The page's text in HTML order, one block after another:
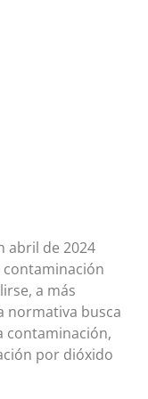
abril de 2024
a más
normativa busca
contaminación,
por dióxido